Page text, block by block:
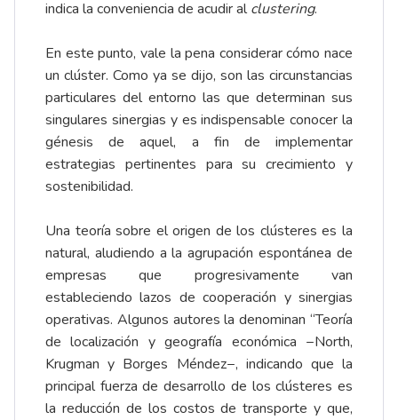
indica la conveniencia de acudir alclustering.
En este punto, vale la pena considerar cómo nace
un clúster. Como ya se dijo, son las circunstancias
particulares del entorno las que determinan sus
singulares sinergias y es indispensable conocer la
génesis de aquel, a fin de implementar
estrategias pertinentes para su crecimiento y
sostenibilidad.
Una teoría sobre el origen de los clústeres es la
natural, aludiendo a la agrupación espontánea de
empresas que progresivamente van
estableciendo lazos de cooperación y sinergias
operativas. Algunos autores la denominan “Teoría
de localización y geografía económica −North,
Krugman y Borges Méndez−, indicando que la
principal fuerza de desarrollo de los clústeres es
la reducción de los costos de transporte y que,